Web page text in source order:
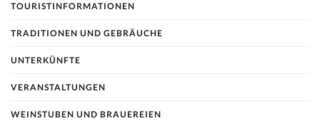
TOURISTINFORMATIONEN
TRADITIONEN UND GEBRÄUCHE
UNTERKÜNFTE
VERANSTALTUNGEN
WEINSTUBEN UND BRAUEREIEN